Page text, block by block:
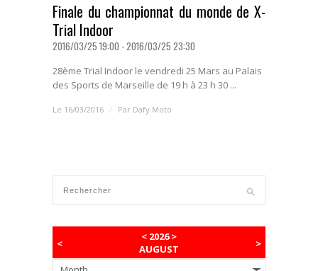
Finale du championnat du monde de X-
Trial Indoor
2016/03/25 19:00 - 2016/03/25 23:30
28ème Trial Indoor le vendredi 25 Mars au Palais
des Sports de Marseille de 19 h à 23 h 30 ...
Le 16/03/2016 / Par Dafy Moto
<
< 2026>
AUGUST
>